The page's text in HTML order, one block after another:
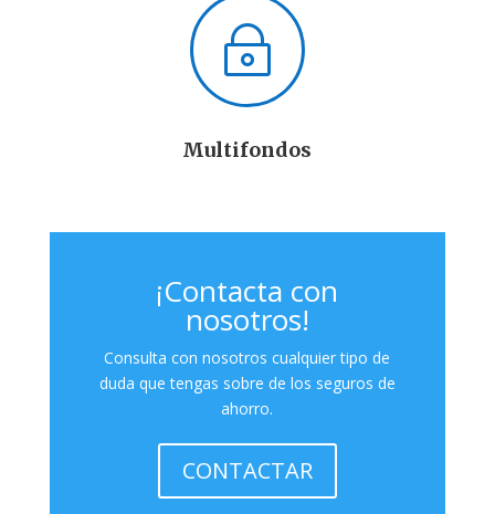
~
Multifondos
¡Contacta con
nosotros!
Consulta con nosotros cualquier tipo de
duda que tengas sobre de los seguros de
ahorro.
CONTACTAR